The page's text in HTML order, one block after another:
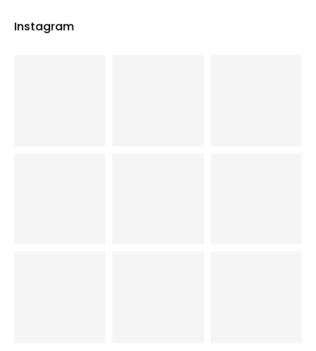
Instagram